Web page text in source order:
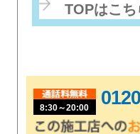
TOPはこち
8:30～20:00